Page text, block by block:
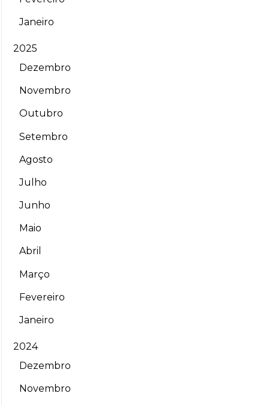
Janeiro
2025
Dezembro
Novembro
Outubro
Setembro
Agosto
Julho
Junho
Maio
Abril
Março
Fevereiro
Janeiro
2024
Dezembro
Novembro